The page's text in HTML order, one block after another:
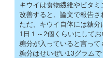
キウイは食物繊維やビタ
改善すると、論文で報告さ
ただ、キウイ自体には糖分
1日１～2個くらいにしてお
糖分が入っていると言っ
糖分はせいぜい13グラムで